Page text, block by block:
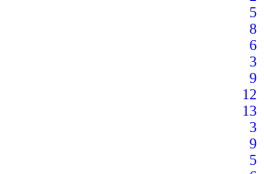
5
8
6
3
9
12
13
3
9
5